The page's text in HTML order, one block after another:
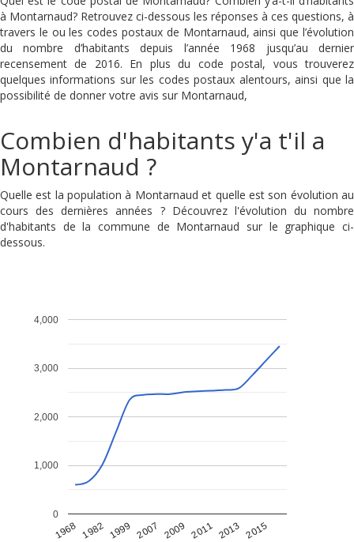
à Montarnaud? Retrouvez ci-dessous les réponses à ces questions, à
travers le ou les codes postaux de Montarnaud, ainsi que l’évolution
du nombre d’habitants depuis l’année 1968 jusqu’au dernier
recensement de 2016. En plus du code postal, vous trouverez
quelques informations sur les codes postaux alentours, ainsi que la
possibilité de donner votre avis sur Montarnaud,
Combien d'habitants y'a t'il a
Montarnaud ?
Quelle est la population à Montarnaud et quelle est son évolution au
cours des dernières années ? Découvrez l'évolution du nombre
d'habitants de la commune de Montarnaud sur le graphique ci-
dessous.
1968 1982 1999 2007 2009 2011 2013 2015
0
1,000
2,000
3,000
4,000